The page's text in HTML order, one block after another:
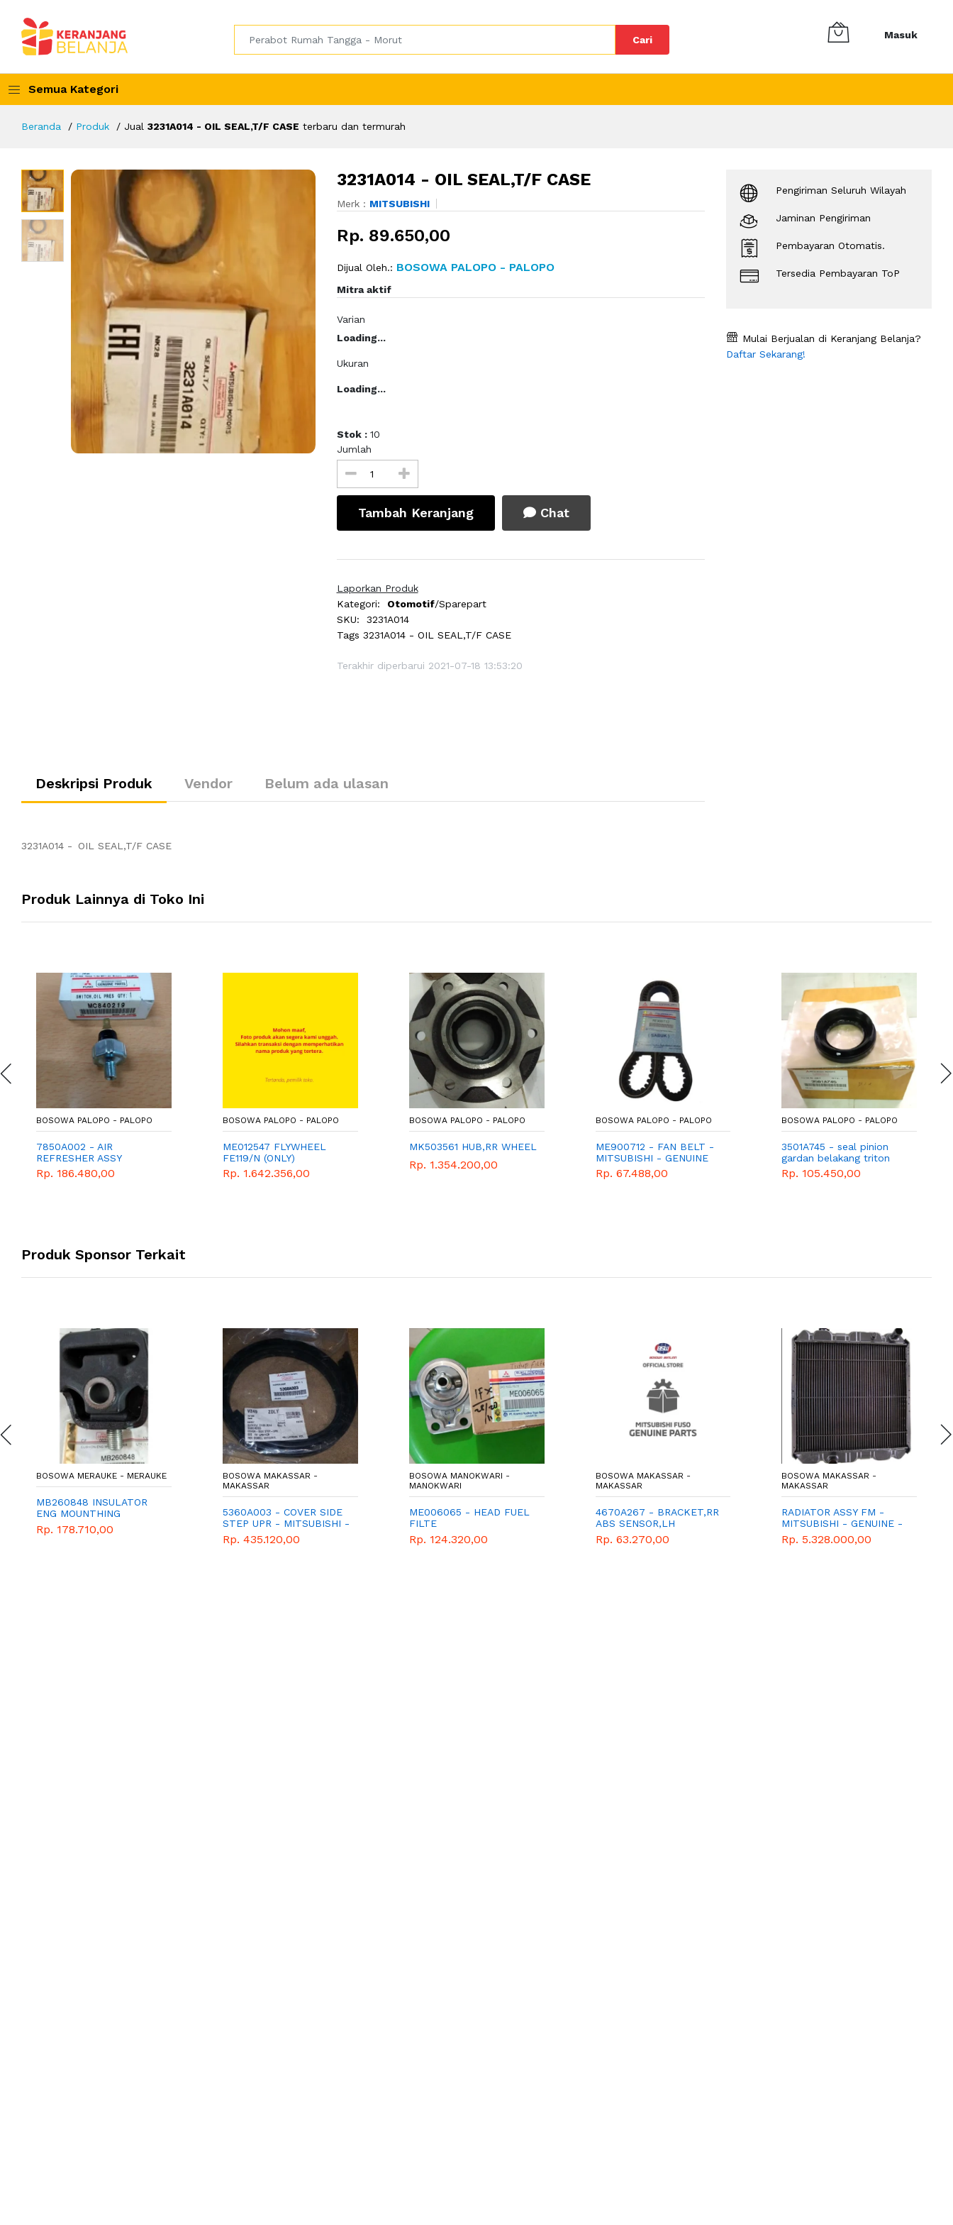
Cari Masuk
Semua Kategori
Beranda Produk Jual 3231A014 - OIL SEAL,T/F CASE terbaru dan termurah
3231A014 - OIL SEAL,T/F CASE
Merk : MITSUBISHI
Rp. 89.650,00
Dijual Oleh.: BOSOWA PALOPO - PALOPO
Mitra aktif
Varian
Loading...
Ukuran
Loading...
Stok : 10
Jumlah
Tambah Keranjang Chat
Laporkan Produk
Kategori:
Otomotif/Sparepart
SKU:
3231A014
Tags 3231A014 - OIL SEAL,T/F CASE
Terakhir diperbarui 2021-07-18 13:53:20
Deskripsi Produk Vendor Belum ada ulasan
3231A014 - OIL SEAL,T/F CASE
Pengiriman Seluruh Wilayah
Jaminan Pengiriman
Pembayaran Otomatis.
Tersedia Pembayaran ToP
Mulai Berjualan di Keranjang Belanja?
Daftar Sekarang!
Produk Lainnya di Toko Ini
BOSOWA PALOPO - PALOPO
7850A002 - AIR
REFRESHER ASSY
Rp. 186.480,00
BOSOWA PALOPO - PALOPO
ME012547 FLYWHEEL
FE119/N (ONLY)
Rp. 1.642.356,00
BOSOWA PALOPO - PALOPO
MK503561 HUB,RR WHEEL
Rp. 1.354.200,00
BOSOWA PALOPO - PALOPO
ME900712 - FAN BELT -
MITSUBISHI - GENUINE
PARTS
Rp. 67.488,00
BOSOWA PALOPO - PALOPO
3501A745 - seal pinion
gardan belakang triton
Rp. 105.450,00
Produk Sponsor Terkait
BOSOWA MERAUKE - MERAUKE
MB260848 INSULATOR
ENG MOUNTHING
Rp. 178.710,00
BOSOWA MAKASSAR -
MAKASSAR
5360A003 - COVER SIDE
STEP UPR - MITSUBISHI -
GENUINE
Rp. 435.120,00
BOSOWA MANOKWARI -
MANOKWARI
ME006065 - HEAD FUEL
FILTE
Rp. 124.320,00
BOSOWA MAKASSAR -
MAKASSAR
4670A267 - BRACKET,RR
ABS SENSOR,LH
MITSUBISHI - GENUINE
Rp. 63.270,00
BOSOWA MAKASSAR -
MAKASSAR
RADIATOR ASSY FM -
MITSUBISHI - GENUINE -
FUSO 6D15
Rp. 5.328.000,00